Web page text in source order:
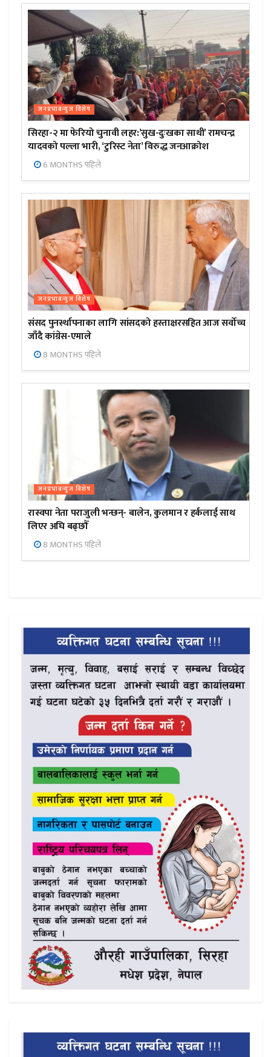
जनप्रभाबन्युज विशेष
सिरहा-२ मा फेरियो चुनावी लहर:’सुख-दुःखका साथी’ रामचन्द्र
यादवको पल्ला भारी, ‘टुरिस्ट नेता’ विरुद्ध जनआक्रोश
6 MONTHS पहिले
जनप्रभाबन्युज विशेष
संसद पुनर्स्थापनाका लागि सांसदको हस्ताक्षरसहित आज सर्वोच्च
जाँदै कांग्रेस-एमाले
8 MONTHS पहिले
जनप्रभाबन्युज विशेष
रास्वपा नेता पराजुली भन्छन्- बालेन, कुलमान र हर्कलाई साथ
लिएर अघि बढ्छौँ
8 MONTHS पहिले